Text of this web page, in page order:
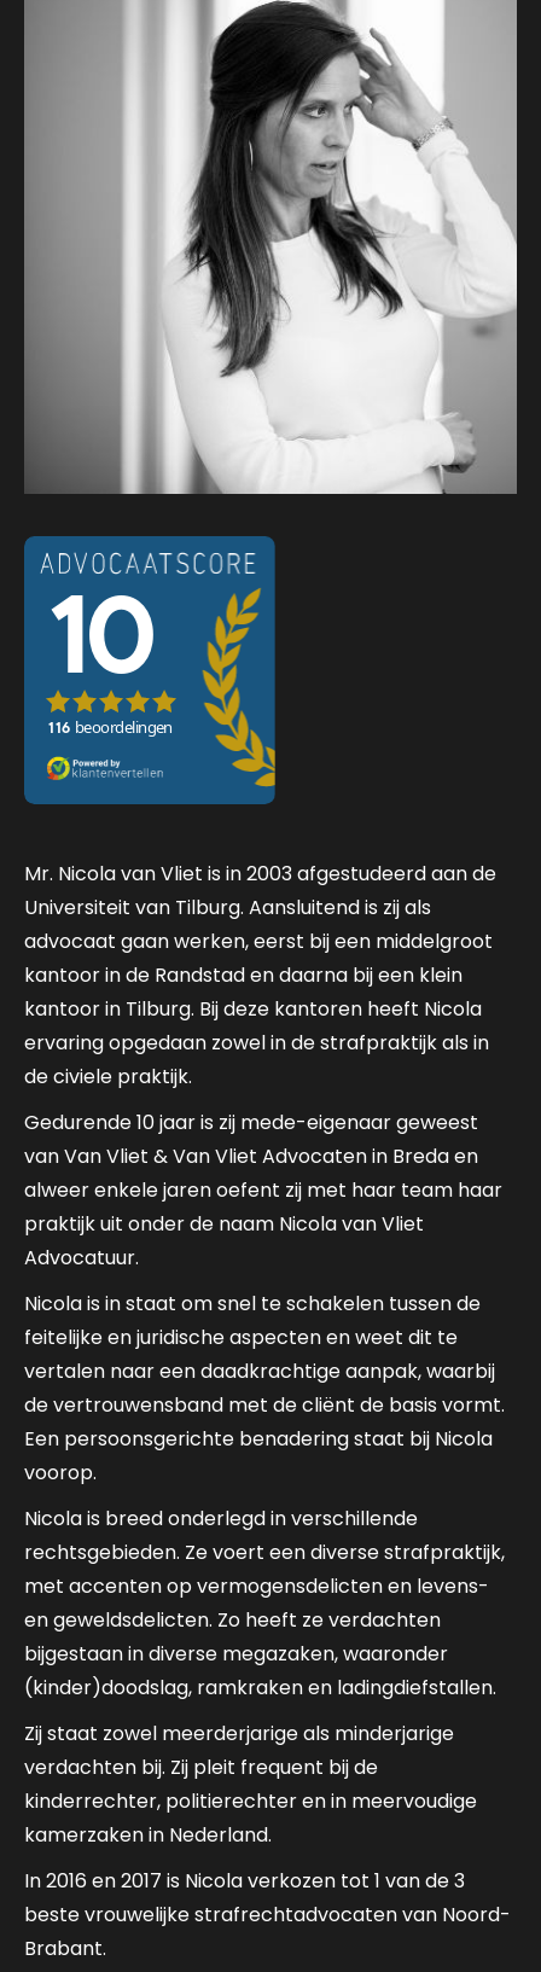
Mr. Nicola van Vliet is in 2003 afgestudeerd aan de
Universiteit van Tilburg. Aansluitend is zij als
advocaat gaan werken, eerst bij een middelgroot
kantoor in de Randstad en daarna bij een klein
kantoor in Tilburg. Bij deze kantoren heeft Nicola
ervaring opgedaan zowel in de strafpraktijk als in
de civiele praktijk.
Gedurende 10 jaar is zij mede-eigenaar geweest
van Van Vliet & Van Vliet Advocaten in Breda en
alweer enkele jaren oefent zij met haar team haar
praktijk uit onder de naam Nicola van Vliet
Advocatuur.
Nicola is in staat om snel te schakelen tussen de
feitelijke en juridische aspecten en weet dit te
vertalen naar een daadkrachtige aanpak, waarbij
de vertrouwensband met de cliënt de basis vormt.
Een persoonsgerichte benadering staat bij Nicola
voorop.
Nicola is breed onderlegd in verschillende
rechtsgebieden. Ze voert een diverse strafpraktijk,
met accenten op vermogensdelicten en levens-
en geweldsdelicten. Zo heeft ze verdachten
bijgestaan in diverse megazaken, waaronder
(kinder)doodslag, ramkraken en ladingdiefstallen.
Zij staat zowel meerderjarige als minderjarige
verdachten bij. Zij pleit frequent bij de
kinderrechter, politierechter en in meervoudige
kamerzaken in Nederland.
In 2016 en 2017 is Nicola verkozen tot 1 van de 3
beste vrouwelijke strafrechtadvocaten van Noord-
Brabant.